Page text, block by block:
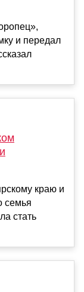
и передал
краю и
семья
стать